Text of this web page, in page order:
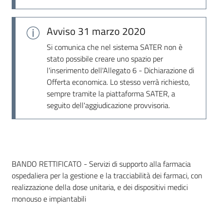
Avviso 31 marzo 2020
Si comunica che nel sistema SATER non è
stato possibile creare uno spazio per
l'inserimento dell'Allegato 6 - Dichiarazione di
Offerta economica. Lo stesso verrà richiesto,
sempre tramite la piattaforma SATER, a
seguito dell'aggiudicazione provvisoria.
Dati del bando
BANDO RETTIFICATO - Servizi di supporto alla farmacia
ospedaliera per la gestione e la tracciabilità dei farmaci, con
realizzazione della dose unitaria, e dei dispositivi medici
monouso e impiantabili